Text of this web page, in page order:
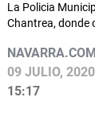
La Policia
Chantrea, donde
NAVARRA.COM
09 JULIO,
15:17